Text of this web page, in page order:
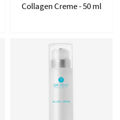
Collagen Creme - 50 ml